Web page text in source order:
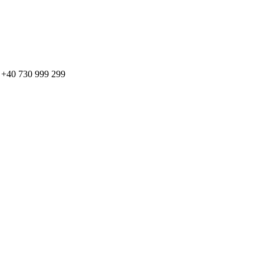
730 999 299